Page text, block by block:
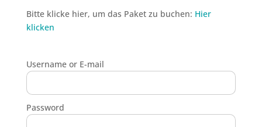
Bitte klicke hier, um das Paket zu buchen: Hier
klicken
Username or E-mail
Password